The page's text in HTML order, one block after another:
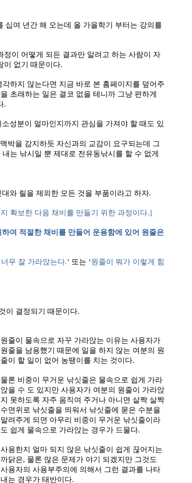
십여 년간 해 오는데 올 가을학기 부터는 강의를
정이 어떻게 되든 결과만 알려고 하는 사람이 자
이 없기 때문이다.
각하지 않는다면 지금 바로 본 홈페이지를 덮어주
초래하는 일은 결코 없을 테니까 그냥 편하게
.
성분이 얼마인지까지 관심을 가져야 할 때도 있
박을 감지하듯 자신과의 교감이 요구되는데 그
내는 낚시일 뿐 제대로 전유동낚시를 할 수 없게
와 릴을 제외한 모든 것을 부품이라고 하자.
확보한 다음 채비를 만들기 위한 과정이다.]
여 적절한 채비를 만들어 운용함에 있어 원줄은
무 잘 가라앉는다.’ 또는 ‘원줄이 뭐가 이렇게 힘
이 결정되기 때문이다.
원줄이 물속으로 자꾸 가라앉는 이유는 사용자가
원줄을 남용했기 때문에 일을 하지 않는 여분의 원
줄이 할 일이 없어 농땡이를 치는 것이다.
물론 비중이 무거운 낚싯줄은 물속으로 쉽게 가라
앉을 수 도 있지만 사용자가 여분의 원줄이 가라앉
지 못하도록 자주 움직여 주거나 아니면 살짝 살짝
수면위로 낚싯줄을 띄워서 낚싯줄에 묻은 수분을
말려주게 되면 아무리 비중이 무거운 낚싯줄이라
도 쉽게 물속으로 가라앉는 경우가 드물다.
사용한지 얼마 되지 않은 낚싯줄이 쉽게 끊어지는
까닭은, 물론 많은 문제가 야기 되겠지만 그것도
사용자의 사용부주의에 의해서 그런 결과를 나타
내는 경우가 태반이다.